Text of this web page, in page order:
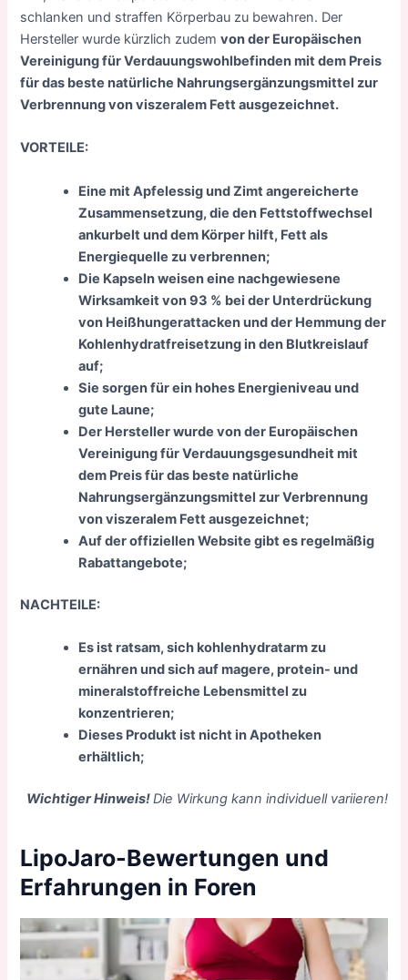
schlanken und straffen Körperbau zu bewahren. Der
Hersteller wurde kürzlich zudemvon der Europäischen
Vereinigung für Verdauungswohlbefinden mit dem Preis
für das beste natürliche Nahrungsergänzungsmittel zur
Verbrennung von viszeralem Fett ausgezeichnet.
VORTEILE:
Eine mit Apfelessig und Zimt angereicherte
Zusammensetzung, die den Fettstoffwechsel
ankurbelt und dem Körper hilft, Fett als
Energiequelle zu verbrennen;
Die Kapseln weisen eine nachgewiesene
Wirksamkeit von 93 % bei der Unterdrückung
von Heißhungerattacken und der Hemmung der
Kohlenhydratfreisetzung in den Blutkreislauf
auf;
Sie sorgen für ein hohes Energieniveau und
gute Laune;
Der Hersteller wurde von der Europäischen
Vereinigung für Verdauungsgesundheit mit
dem Preis für das beste natürliche
Nahrungsergänzungsmittel zur Verbrennung
von viszeralem Fett ausgezeichnet;
Auf der offiziellen Website gibt es regelmäßig
Rabattangebote;
NACHTEILE:
Es ist ratsam, sich kohlenhydratarm zu
ernähren und sich auf magere, protein- und
mineralstoffreiche Lebensmittel zu
konzentrieren;
Dieses Produkt ist nicht in Apotheken
erhältlich;
Wichtiger Hinweis!Die Wirkung kann individuell variieren!
LipoJaro-Bewertungen und
Erfahrungen in Foren